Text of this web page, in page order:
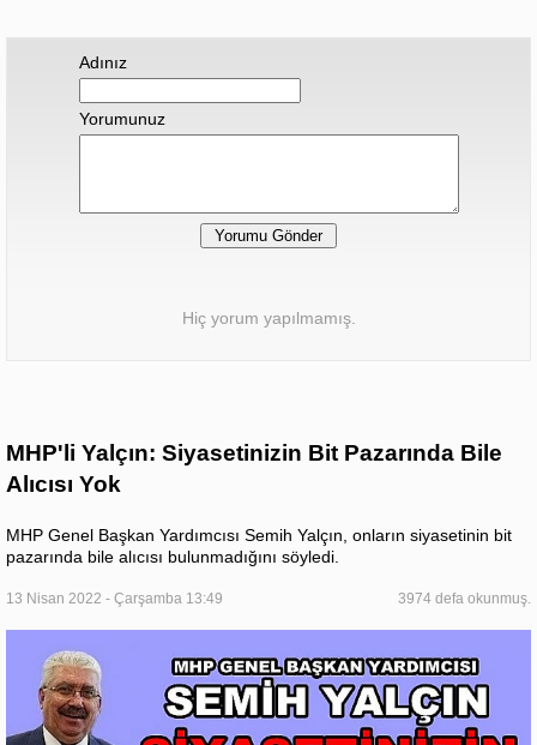
Adınız
Yorumunuz
Hiç yorum yapılmamış.
MHP'li Yalçın: Siyasetinizin Bit Pazarında Bile
Alıcısı Yok
MHP Genel Başkan Yardımcısı Semih Yalçın, onların siyasetinin bit
pazarında bile alıcısı bulunmadığını söyledi.
13 Nisan 2022 - Çarşamba 13:49 3974 defa okunmuş.